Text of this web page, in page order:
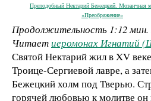
Преподобный Нектарий Бежецкий. Мозаичная
«Преображение»
Продолжительность 1:12 мин.
Читаетиеромонах Игнатий
Святой Нектарий жил в XV
Троице-Сергиевой лавре, а
Бежецкий холм под Тверью.
горячей любовью к молитве он